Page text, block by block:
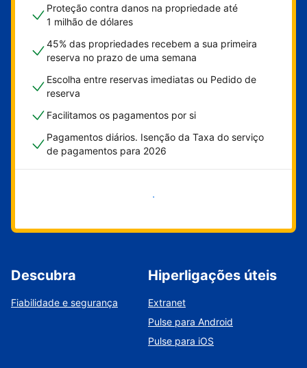
Proteção contra danos na propriedade até
1 milhão de dólares
45% das propriedades recebem a sua primeira
reserva no prazo de uma semana
Escolha entre reservas imediatas ou Pedido de
reserva
Facilitamos os pagamentos por si
Pagamentos diários. Isenção da Taxa do serviço
de pagamentos para 2026
Comece já
Descubra
Fiabilidade e segurança
Hiperligações úteis
Extranet
Pulse para Android
Pulse para iOS